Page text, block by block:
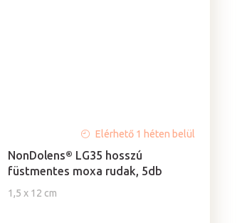
NonDolens® LG35 hosszú
füstmentes moxa rudak, 5db
1,5 x 12 cm
Elérhető 1 héten belül